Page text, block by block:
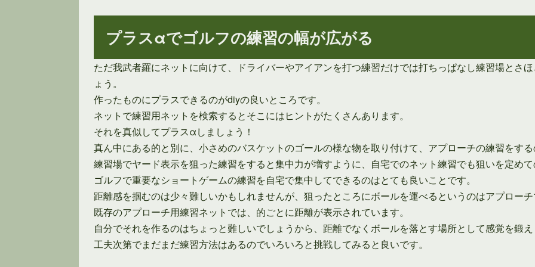
プラスαでゴルフの練習の幅が広がる
ただ我武者羅にネットに向けて、ドライバーやアイアンを打つ練習だけでは打ちっぱなし練習場とさ
ょう。
作ったものにプラスできるのがdiyの良いところです。
ネットで練習用ネットを検索するとそこにはヒントがたくさんあります。
それを真似してプラスαしましょう！
真ん中にある的と別に、小さめのバスケットのゴールの様な物を取り付けて、アプローチの練習をす
練習場でヤード表示を狙った練習をすると集中力が増すように、自宅でのネット練習でも狙いを定め
ゴルフで重要なショートゲームの練習を自宅で集中してできるのはとても良いことです。
距離感を掴むのは少々難しいかもしれませんが、狙ったところにボールを運べるというのはアプロー
既存のアプローチ用練習ネットでは、的ごとに距離が表示されています。
自分でそれを作るのはちょっと難しいでしょうから、距離でなくボールを落とす場所として感覚を鍛
工夫次第でまだまだ練習方法はあるのでいろいろと挑戦してみると良いです。